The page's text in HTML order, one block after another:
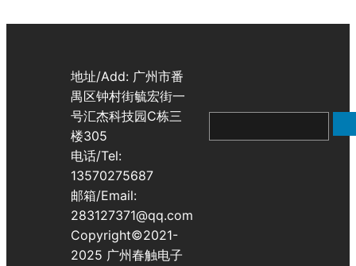
地址/Add: 广州市番
禺区钟村街毓宏街一
号汇杰科技园C栋三
楼305
电话/Tel:
13570275687
邮箱/Email:
283127371@qq.com
Copyright©2021-
2025 广州春触电子
索